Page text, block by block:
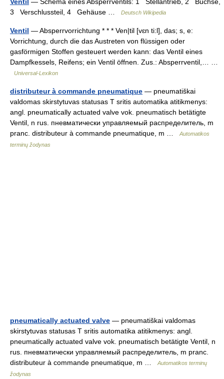
3 Verschlussteil, 4 Gehäuse …
Deutsch Wikipedia
Ventil — Absperrvorrichtung * * * Ven|til [vɛn ti:l], das; s, e:
Vorrichtung, durch die das Austreten von flüssigen oder
gasförmigen Stoffen gesteuert werden kann: das Ventil eines
Dampfkessels, Reifens; ein Ventil öffnen. Zus.: Absperrventil,… …
Universal-Lexikon
distributeur à commande pneumatique — pneumatiškai
valdomas skirstytuvas statusas T sritis automatika atitikmenys:
angl. pneumatically actuated valve vok. pneumatisch betätigte
Ventil, n rus. пневматически управляемый распределитель, m
pranc. distributeur à commande pneumatique, m …
Automatikos
terminų žodynas
pneumatically actuated valve — pneumatiškai valdomas
skirstytuvas statusas T sritis automatika atitikmenys: angl.
pneumatically actuated valve vok. pneumatisch betätigte Ventil, n
rus. пневматически управляемый распределитель, m pranc.
distributeur à commande pneumatique, m …
Automatikos terminų
žodynas